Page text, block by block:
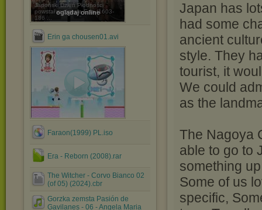
oglądaj online
Japoński Dzień Płodności
powstał w okresie Edo (1603-
186 ...
Erin ga chousen01.avi
Faraon(1999) PL.iso
Era - Reborn (2008).rar
The Witcher - Corvo Bianco 02
(of 05) (2024).cbr
Gorzka zemsta Pasión de
Gavilanes - 06 - Angela Maria
Japan has
had some
ancient
style. They
tourist, it
We could
as the
The Nagoya
able to go to
something
Some of us
specific,